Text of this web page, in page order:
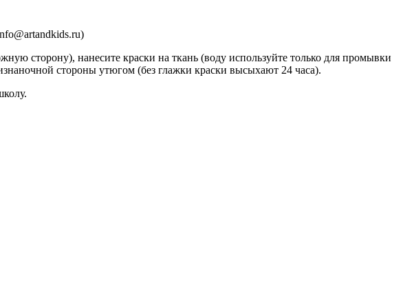
сторону), нанесите краски на ткань (воду используйте только для промывки
стороны утюгом (без глажки краски высыхают 24 часа).